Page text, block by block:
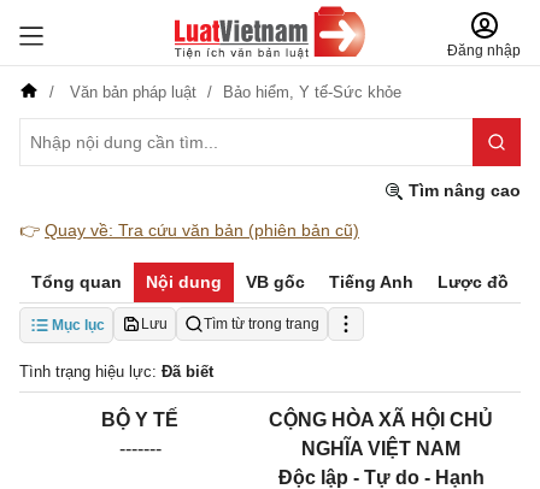
Đăng nhập
Văn bản pháp luật Bảo hiểm, Y tế-Sức khỏe
Tìm nâng cao
👉 Quay về: Tra cứu văn bản (phiên bản cũ)
Tổng quan Nội dung VB gốc Tiếng Anh Lược đồ
Mục lục Lưu Tìm từ trong trang
Tình trạng hiệu lực: Đã biết
BỘ Y TẾ
-------
CỘNG HÒA XÃ HỘI CHỦ
NGHĨA VIỆT NAM
Độc lập - Tự do - Hạnh